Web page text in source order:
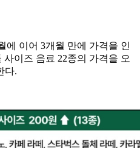
에 이어 3개월 만에 가격을 인
이즈 음료 22종의 가격을 오
다.